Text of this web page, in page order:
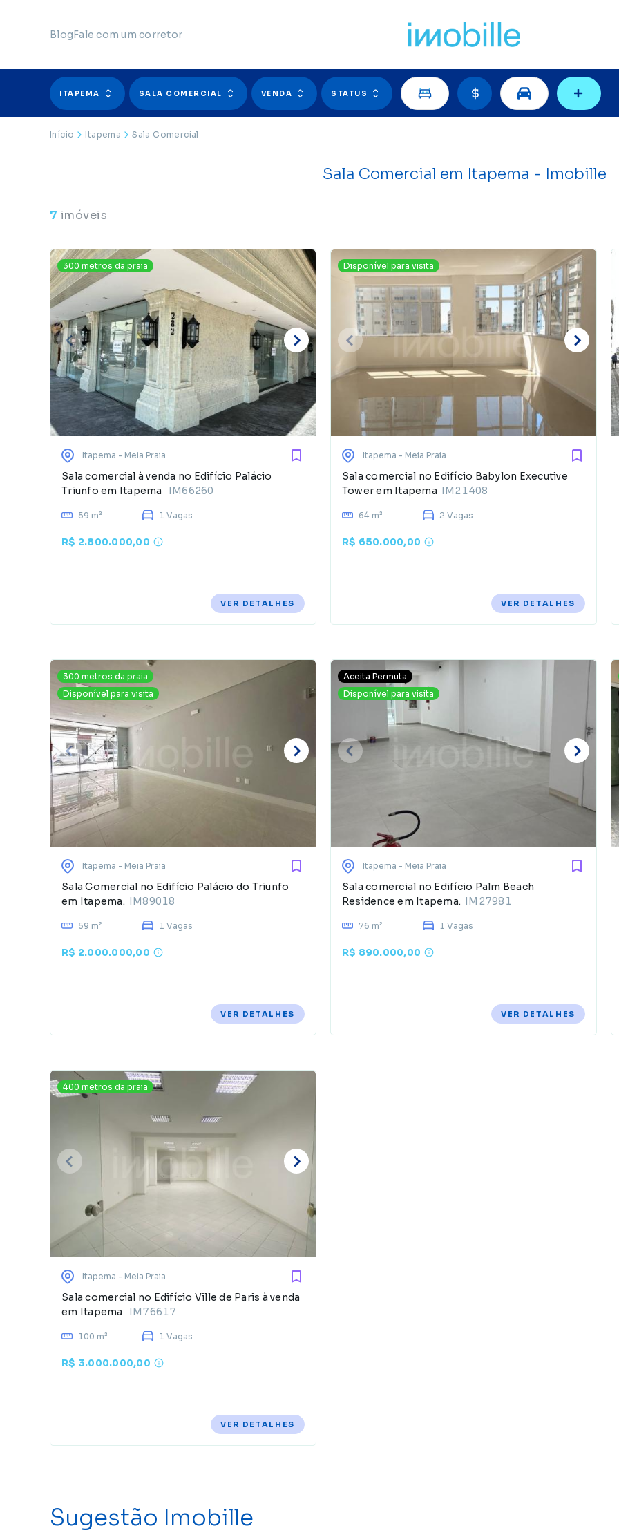
BlogFale com um corretor
ITAPEMA SALA COMERCIAL VENDA STATUS
Início Itapema Sala Comercial
Sala Comercial em Itapema - Imobille
7 imóveis
300 metros da praia
Itapema - Meia Praia
Sala comercial à venda no Edifício Palácio
Triunfo em Itapema
IM66260
59 m² 1 Vagas
R$ 2.800.000,00
VER DETALHES
Disponível para visita
Itapema - Meia Praia
Sala comercial no Edifício Babylon Executive
Tower em Itapema IM21408
64 m² 2 Vagas
R$ 650.000,00
VER DETALHES
300 metros da praia
Disponível para visita
Itapema - Meia Praia
Sala Comercial no Edifício Palácio do Triunfo
em Itapema. IM89018
59 m² 1 Vagas
R$ 2.000.000,00
VER DETALHES
Aceita Permuta
Disponível para visita
Itapema - Meia Praia
Sala comercial no Edifício Palm Beach
Residence em Itapema. IM27981
76 m² 1 Vagas
R$ 890.000,00
VER DETALHES
400 metros da praia
Itapema - Meia Praia
Sala comercial no Edifício Ville de Paris à venda
em Itapema
IM76617
100 m² 1 Vagas
R$ 3.000.000,00
VER DETALHES
Sugestão Imobille